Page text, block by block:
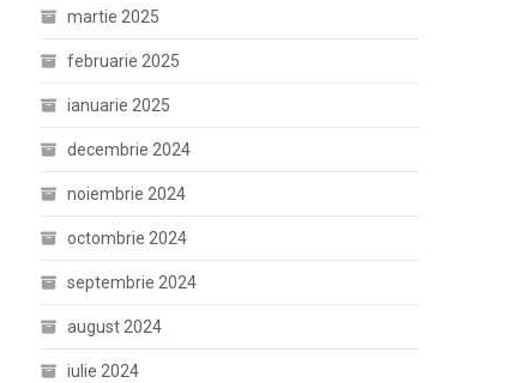
martie 2025
februarie 2025
ianuarie 2025
decembrie 2024
noiembrie 2024
octombrie 2024
septembrie 2024
august 2024
iulie 2024